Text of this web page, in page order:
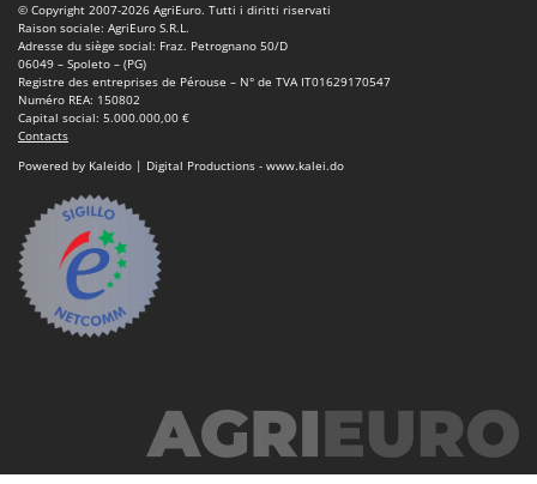
© Copyright 2007-2026 AgriEuro. Tutti i diritti riservati
Raison sociale: AgriEuro S.R.L.
Adresse du siège social: Fraz. Petrognano 50/D
06049 – Spoleto – (PG)
Registre des entreprises de Pérouse – N° de TVA IT01629170547
Numéro REA: 150802
Capital social: 5.000.000,00 €
Contacts
Powered by Kaleido | Digital Productions - www.kalei.do